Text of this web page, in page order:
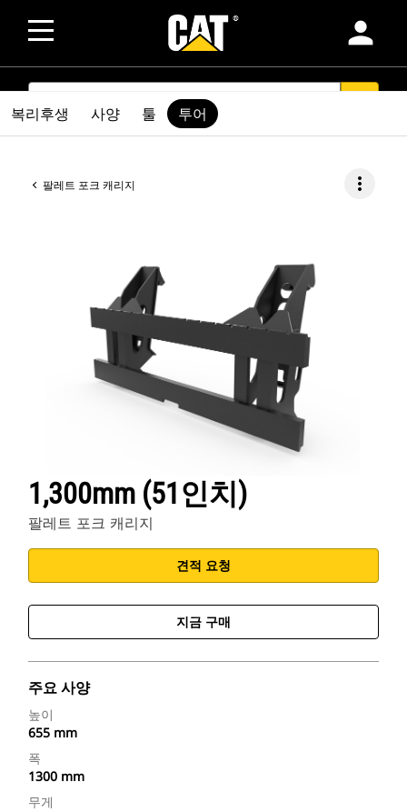
person
SEARCH
팔레트 포크 캐리지 more_vert
1,300mm (51인치)
팔레트 포크 캐리지
견적 요청
지금 구매
주요 사양
높이
655 mm
폭
1300 mm
무게
복리후생 사양 툴 투어